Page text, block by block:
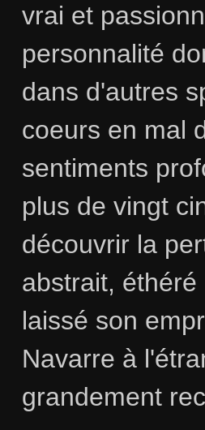
vrai et
personnalité
dans d'autres
coeurs en mal
sentiments
plus de vingt
découvrir la
abstrait,
laissé son
Navarre à
grandement